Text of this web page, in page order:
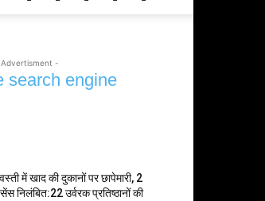
-
में खाद की दुकानों पर छापेमारी, 2
निलंबित:22 उर्वरक प्रतिष्ठानों की